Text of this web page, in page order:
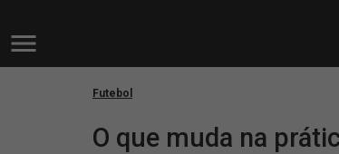
Futebol
O que muda na